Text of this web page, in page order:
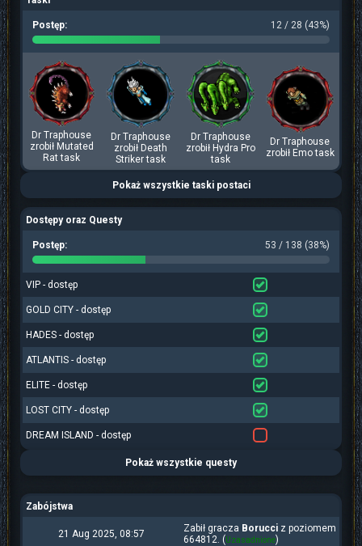
Postęp: 12 / 28 (43%)
Dr Traphouse
zrobił Mutated
Rat task
Dr Traphouse
zrobił Death
Striker task
Dr Traphouse
zrobił Hydra Pro
task
Dr Traphouse
zrobił Emo task
Pokaż wszystkie taski postaci
Dostępy oraz Questy
Postęp: 53 / 138 (38%)
VIP - dostęp
GOLD CITY - dostęp
HADES - dostęp
ATLANTIS - dostęp
ELITE - dostęp
LOST CITY - dostęp
DREAM ISLAND - dostęp
Pokaż wszystkie questy
Zabójstwa
21 Aug 2025, 08:57 Zabił gracza Borucci z poziomem
664812. ( Uzasadnione)